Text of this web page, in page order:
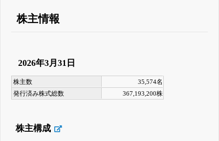
株主情報
2026年3月31日
株主数
35,574名
発行済み株式総数
367,193,200株
株主構成